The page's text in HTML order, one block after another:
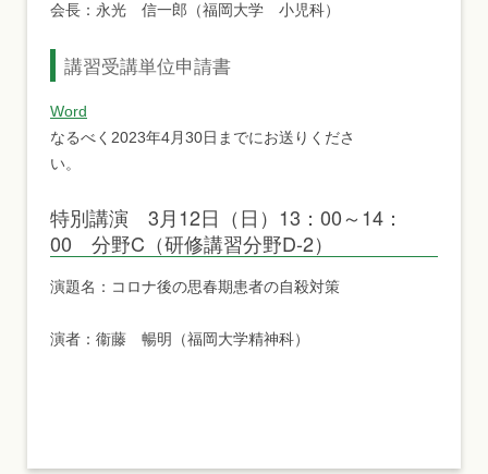
会長：永光 信一郎（福岡大学 小児科）
講習受講単位申請書
Word
なるべく2023年4月30日までにお送りくださ
い。
特別講演 3月12日（日）13：00～14：
00 分野C（研修講習分野D-2）
演題名：コロナ後の思春期患者の自殺対策
演者：衞藤 暢明（福岡大学精神科）